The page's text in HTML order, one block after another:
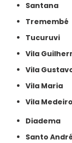
Santana
Tremembé
Tucuruvi
Vila
Vila
Vila Maria
Vila
Diadema
Santo